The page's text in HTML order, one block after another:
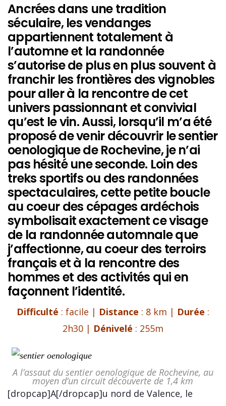
Ancrées dans une tradition
séculaire, les vendanges
appartiennent totalement à
l’automne et la randonnée
s’autorise de plus en plus souvent à
franchir les frontières des vignobles
pour aller à la rencontre de cet
univers passionnant et convivial
qu’est le vin. Aussi, lorsqu’il m’a été
proposé de venir découvrir le sentier
oenologique de Rochevine, je n’ai
pas hésité une seconde. Loin des
treks sportifs ou des randonnées
spectaculaires, cette petite boucle
au coeur des cépages ardéchois
symbolisait exactement ce visage
de la randonnée automnale que
j’affectionne, au coeur des terroirs
français et à la rencontre des
hommes et des activités qui en
façonnent l’identité.
Difficulté : facile | Distance : 8 km | Durée :
2h30 | Dénivelé : 255m
A l’assaut du sentier oenologique de Rochevine, au
moyen d’un circuit découverte de 1,4 km
[dropcap]A[/dropcap]u nord de Valence, le